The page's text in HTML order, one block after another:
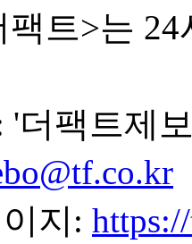
팩트>는
'더팩트제
지: